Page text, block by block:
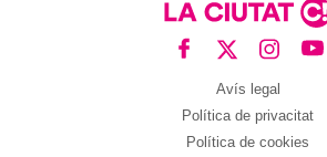
Avís legal
Política de privacitat
Política de cookies